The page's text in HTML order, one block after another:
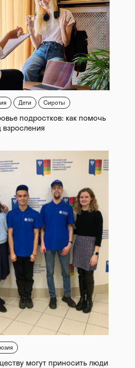
Дети Сироты
подростков: как помочь
взросления
могут приносить люди